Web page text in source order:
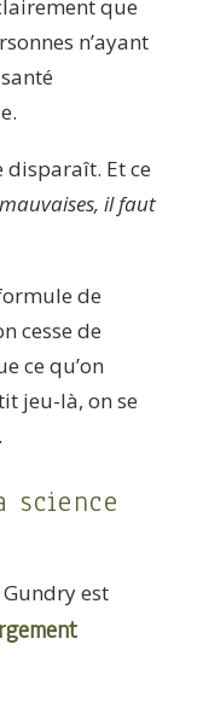
que
n’ayant
disparaît. Et ce
il faut
de
cesse de
ce qu’on
jeu-là, on se
science
est